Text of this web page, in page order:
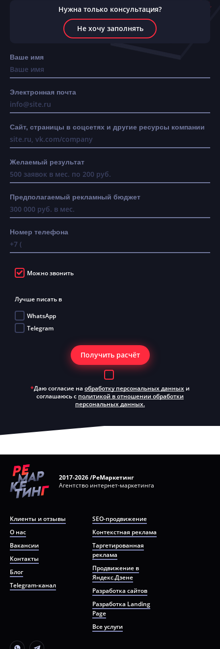
Нужна только консультация?
Не хочу заполнять
Ваше имя
Электронная почта
Сайт, страницы в соцсетях и другие ресурсы компании
Желаемый результат
Предполагаемый рекламный бюджет
Номер телефона
Можно звонить
Лучше писать в
WhatsApp
Telegram
*Даю согласие на обработку персональных данных и
соглашаюсь с политикой в отношении обработки
персональных данных.
Получить расчёт
2017-2026 /РеМаркетинг
Агентство интернет-маркетинга
Клиенты и отзывы
О нас
Вакансии
Контакты
Блог
Telegram-канал
SEO-продвижение
Контекстная реклама
Таргетированная
реклама
Продвижение в
Яндекс.Дзене
Разработка сайтов
Разработка Landing
Page
Все услуги